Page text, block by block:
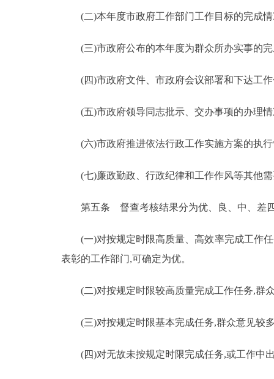
(二)本年度市政府工作部门工作目标的完成情
(三)市政府公布的本年度为群众所办实事的完
(四)市政府文件、市政府会议部署和下达工作
(五)市政府领导同志批示、交办事项的办理情
(六)市政府推进依法行政工作实施方案的执行
(七)廉政勤政、行政纪律和工作作风等其他需
第五条 督查考核结果分为优、良、中、差
(一)对按规定时限高质量、高效率完成工作任
表彰的工作部门,可确定为优。
(二)对按规定时限较高质量完成工作任务,群
(三)对按规定时限基本完成任务,群众意见较
(四)对无故未按规定时限完成任务,或工作中出